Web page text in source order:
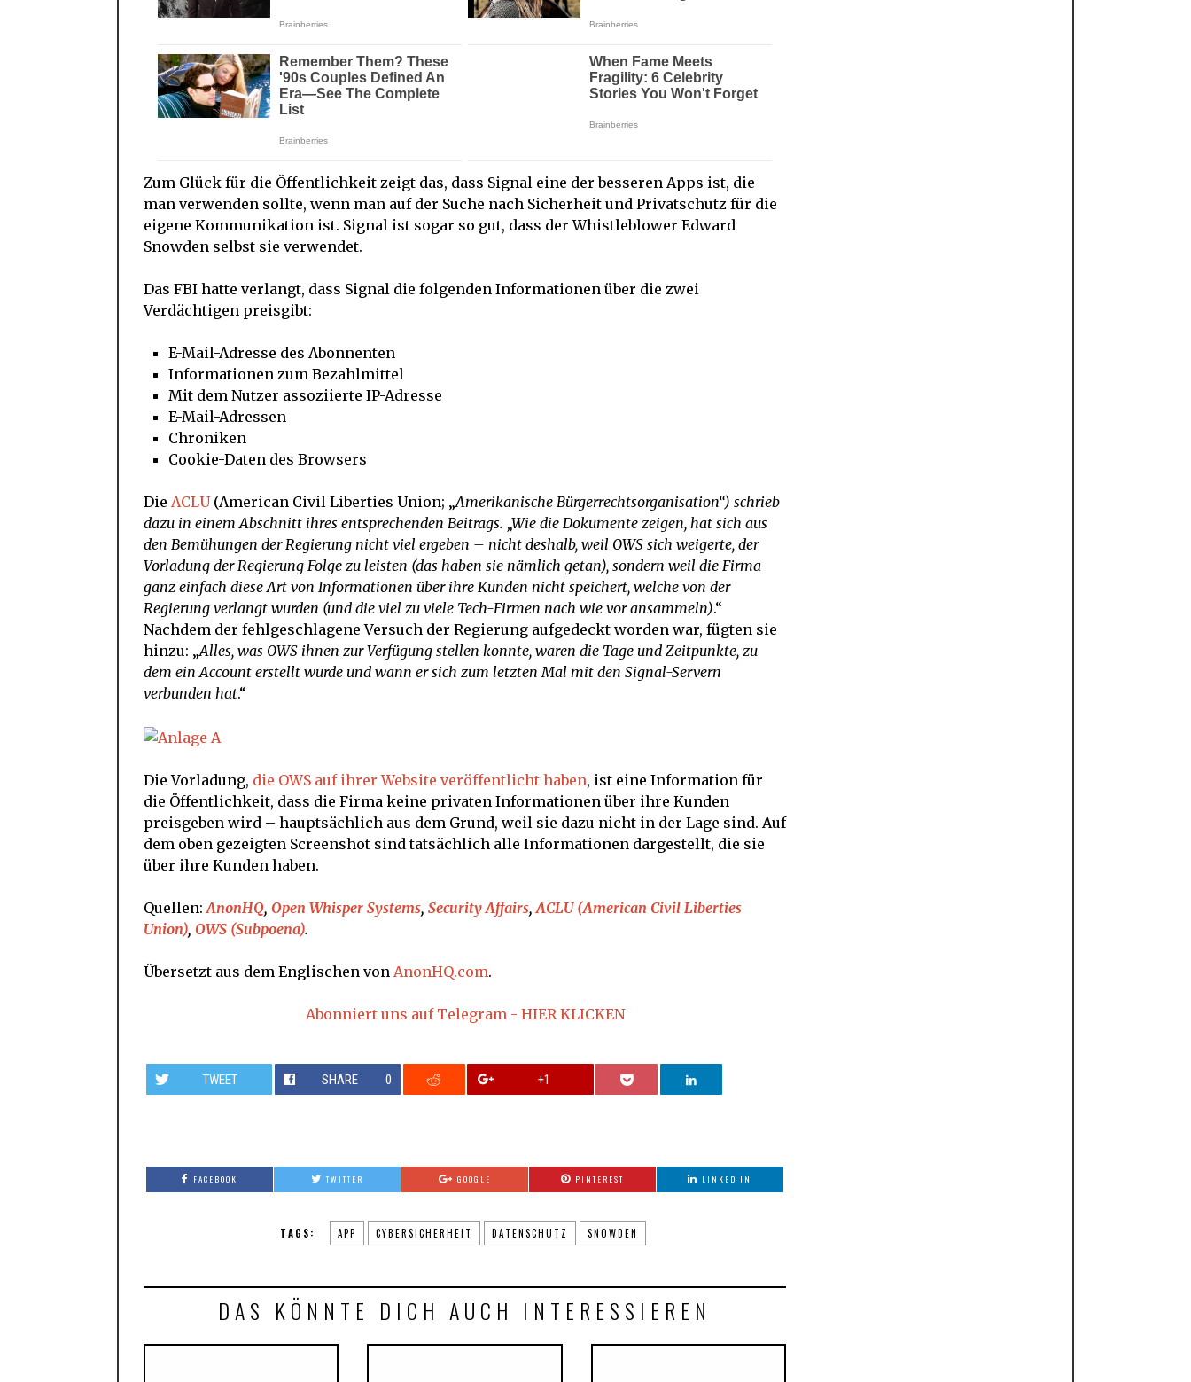
Zum Glück für die Öffentlichkeit zeigt das, dass Signal eine der besseren Apps ist, die
man verwenden sollte, wenn man auf der Suche nach Sicherheit und Privatschutz für die
eigene Kommunikation ist. Signal ist sogar so gut, dass der Whistleblower Edward
Snowden selbst sie verwendet.
Das FBI hatte verlangt, dass Signal die folgenden Informationen über die zwei
Verdächtigen preisgibt:
E-Mail-Adresse des Abonnenten
Informationen zum Bezahlmittel
Mit dem Nutzer assoziierte IP-Adresse
E-Mail-Adressen
Chroniken
Cookie-Daten des Browsers
Die ACLU (American Civil Liberties Union; „Amerikanische Bürgerrechtsorganisation“) schrieb
dazu in einem Abschnitt ihres entsprechenden Beitrags. „Wie die Dokumente zeigen, hat sich aus
den Bemühungen der Regierung nicht viel ergeben – nicht deshalb, weil OWS sich weigerte, der
Vorladung der Regierung Folge zu leisten (das haben sie nämlich getan), sondern weil die Firma
ganz einfach diese Art von Informationen über ihre Kunden nicht speichert, welche von der
Regierung verlangt wurden (und die viel zu viele Tech-Firmen nach wie vor ansammeln).“
Nachdem der fehlgeschlagene Versuch der Regierung aufgedeckt worden war, fügten sie
hinzu: „Alles, was OWS ihnen zur Verfügung stellen konnte, waren die Tage und Zeitpunkte, zu
dem ein Account erstellt wurde und wann er sich zum letzten Mal mit den Signal-Servern
verbunden hat.“
Die Vorladung, die OWS auf ihrer Website veröffentlicht haben, ist eine Information für
die Öffentlichkeit, dass die Firma keine privaten Informationen über ihre Kunden
preisgeben wird – hauptsächlich aus dem Grund, weil sie dazu nicht in der Lage sind. Auf
dem oben gezeigten Screenshot sind tatsächlich alle Informationen dargestellt, die sie
über ihre Kunden haben.
Quellen: AnonHQ, Open Whisper Systems, Security Affairs, ACLU (American Civil Liberties
Union), OWS (Subpoena).
Übersetzt aus dem Englischen von AnonHQ.com.
Abonniert uns auf Telegram - HIER KLICKEN
TWEET SHARE 0 +1
FACEBOOK TWITTER GOOGLE PINTEREST LINKED IN
TAGS: APP CYBERSICHERHEIT DATENSCHUTZ SNOWDEN
DAS KÖNNTE DICH AUCH INTERESSIEREN